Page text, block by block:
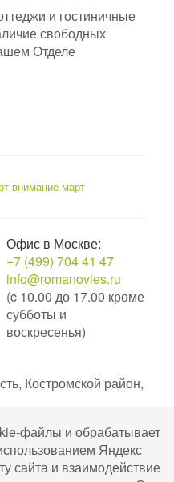
и гостиничные
свободных
Отделе
внимание-март
Офис в Москве:
+7 (499) 704 41 47
info@romanovles.ru
(c 10.00 до 17.00 кроме
субботы и
воскресенья)
Костромской район,
лес.
сфере туристской
Uru-ru.ru
файлы и обрабатывает
Яндекс
сайта и взаимодействие